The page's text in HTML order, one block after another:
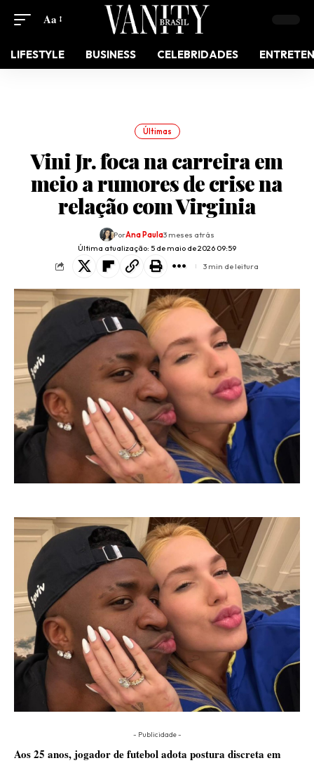
Aa
LIFESTYLE BUSINESS CELEBRIDADES
Últimas
Vini Jr. foca na carreira em
meio a rumores de crise na
relação com Virginia
Última atualização: 5 de maio de 2026 09:59
PorAna Paula3 meses atrás
3 min de leitura
- Publicidade -
Aos 25 anos, jogador de futebol adota postura discreta em